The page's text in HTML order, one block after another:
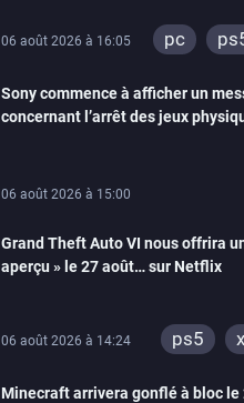
06 août 2026 à 16:05 pc
switch
android
Sony commence à afficher un
concernant l’arrêt des jeux
06 août 2026 à 15:00
Grand Theft Auto VI nous offrira
aperçu » le 27 août… sur Netflix
06 août 2026 à 14:24 ps5
Minecraft arrivera gonflé à bloc le